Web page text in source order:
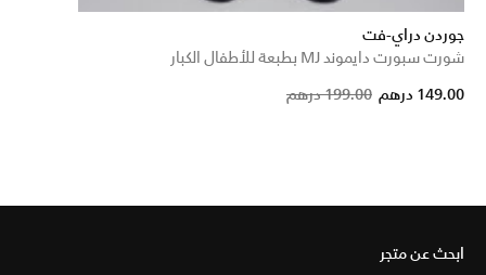
جوردن دراي-فت
شورت سبورت دايموند MJ بطبعة للأطفال الكبار
Price reduced from
199.00 درهم
to 149.00 درهم
ابحث عن متجر